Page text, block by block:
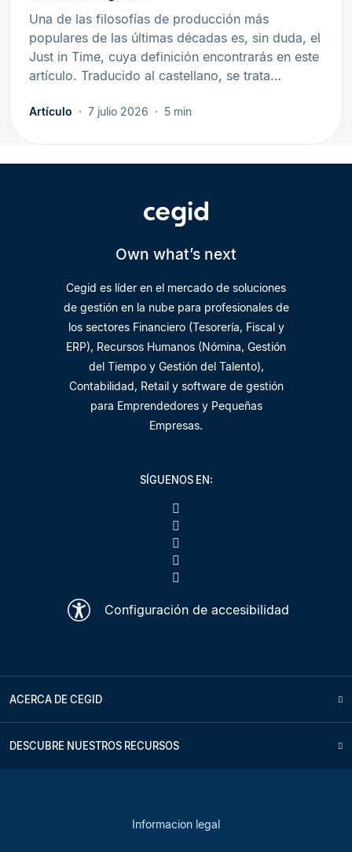
Una de las filosofías de producción más
populares de las últimas décadas es, sin duda, el
Just in Time, cuya definición encontrarás en este
artículo. Traducido al castellano, se trata…
Artículo 7 julio 2026 5 min
Own what’s next
Cegid es líder en el mercado de soluciones
de gestión en la nube para profesionales de
los sectores Financiero (Tesorería, Fiscal y
ERP), Recursos Humanos (Nómina, Gestión
del Tiempo y Gestión del Talento),
Contabilidad, Retail y software de gestión
para Emprendedores y Pequeñas
Empresas.
SÍGUENOS EN:
Configuración de accesibilidad
ACERCA DE CEGID
DESCUBRE NUESTROS RECURSOS
Informacion legal